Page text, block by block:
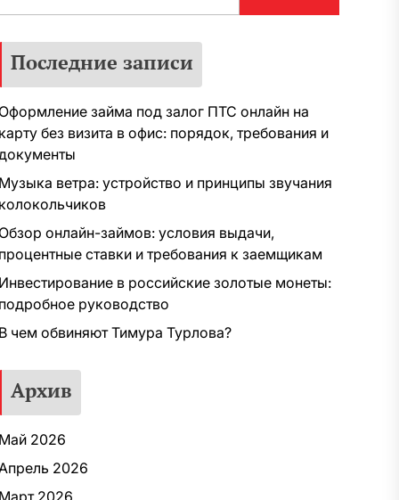
Последние записи
Оформление займа под залог ПТС онлайн на
карту без визита в офис: порядок, требования и
Музыка ветра: устройство и принципы звучания
колокольчиков
Обзор онлайн-займов: условия выдачи,
процентные ставки и требования к заемщикам
Инвестирование в российские золотые монеты:
подробное руководство
В чем обвиняют Тимура Турлова?
Архив
Май 2026
2026
Март 2026